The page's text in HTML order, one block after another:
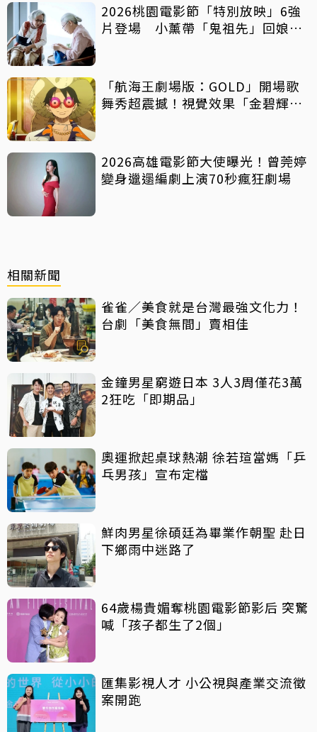
2026桃園電影節「特別放映」6強
片登場 小薰帶「鬼祖先」回娘
「航海王劇場版：GOLD」開場歌
舞秀超震撼！視覺效果「金碧輝
2026高雄電影節大使曝光！曾莞婷
變身邋遢編劇上演70秒瘋狂劇場
相關新聞
雀雀／美食就是台灣最強文化力！
台劇「美食無間」賣相佳
金鐘男星窮遊日本 3人3周僅花3萬
2狂吃「即期品」
奧運掀起桌球熱潮 徐若瑄當媽「乒
乓男孩」宣布定檔
鮮肉男星徐碩廷為畢業作朝聖 赴日
下鄉雨中迷路了
64歲楊貴媚奪桃園電影節影后 突驚
喊「孩子都生了2個」
匯集影視人才 小公視與產業交流徵
案開跑